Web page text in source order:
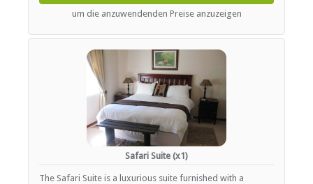
um die anzuwendenden Preise anzuzeigen
Safari Suite (x1)
The Safari Suite is a luxurious suite furnished with a